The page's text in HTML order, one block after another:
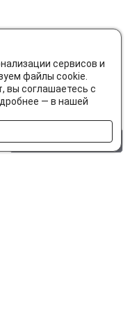
сервисов и
файлы cookie.
вы соглашаетесь с
— в нашей